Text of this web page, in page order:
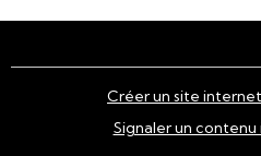
Créer un site
Signaler un